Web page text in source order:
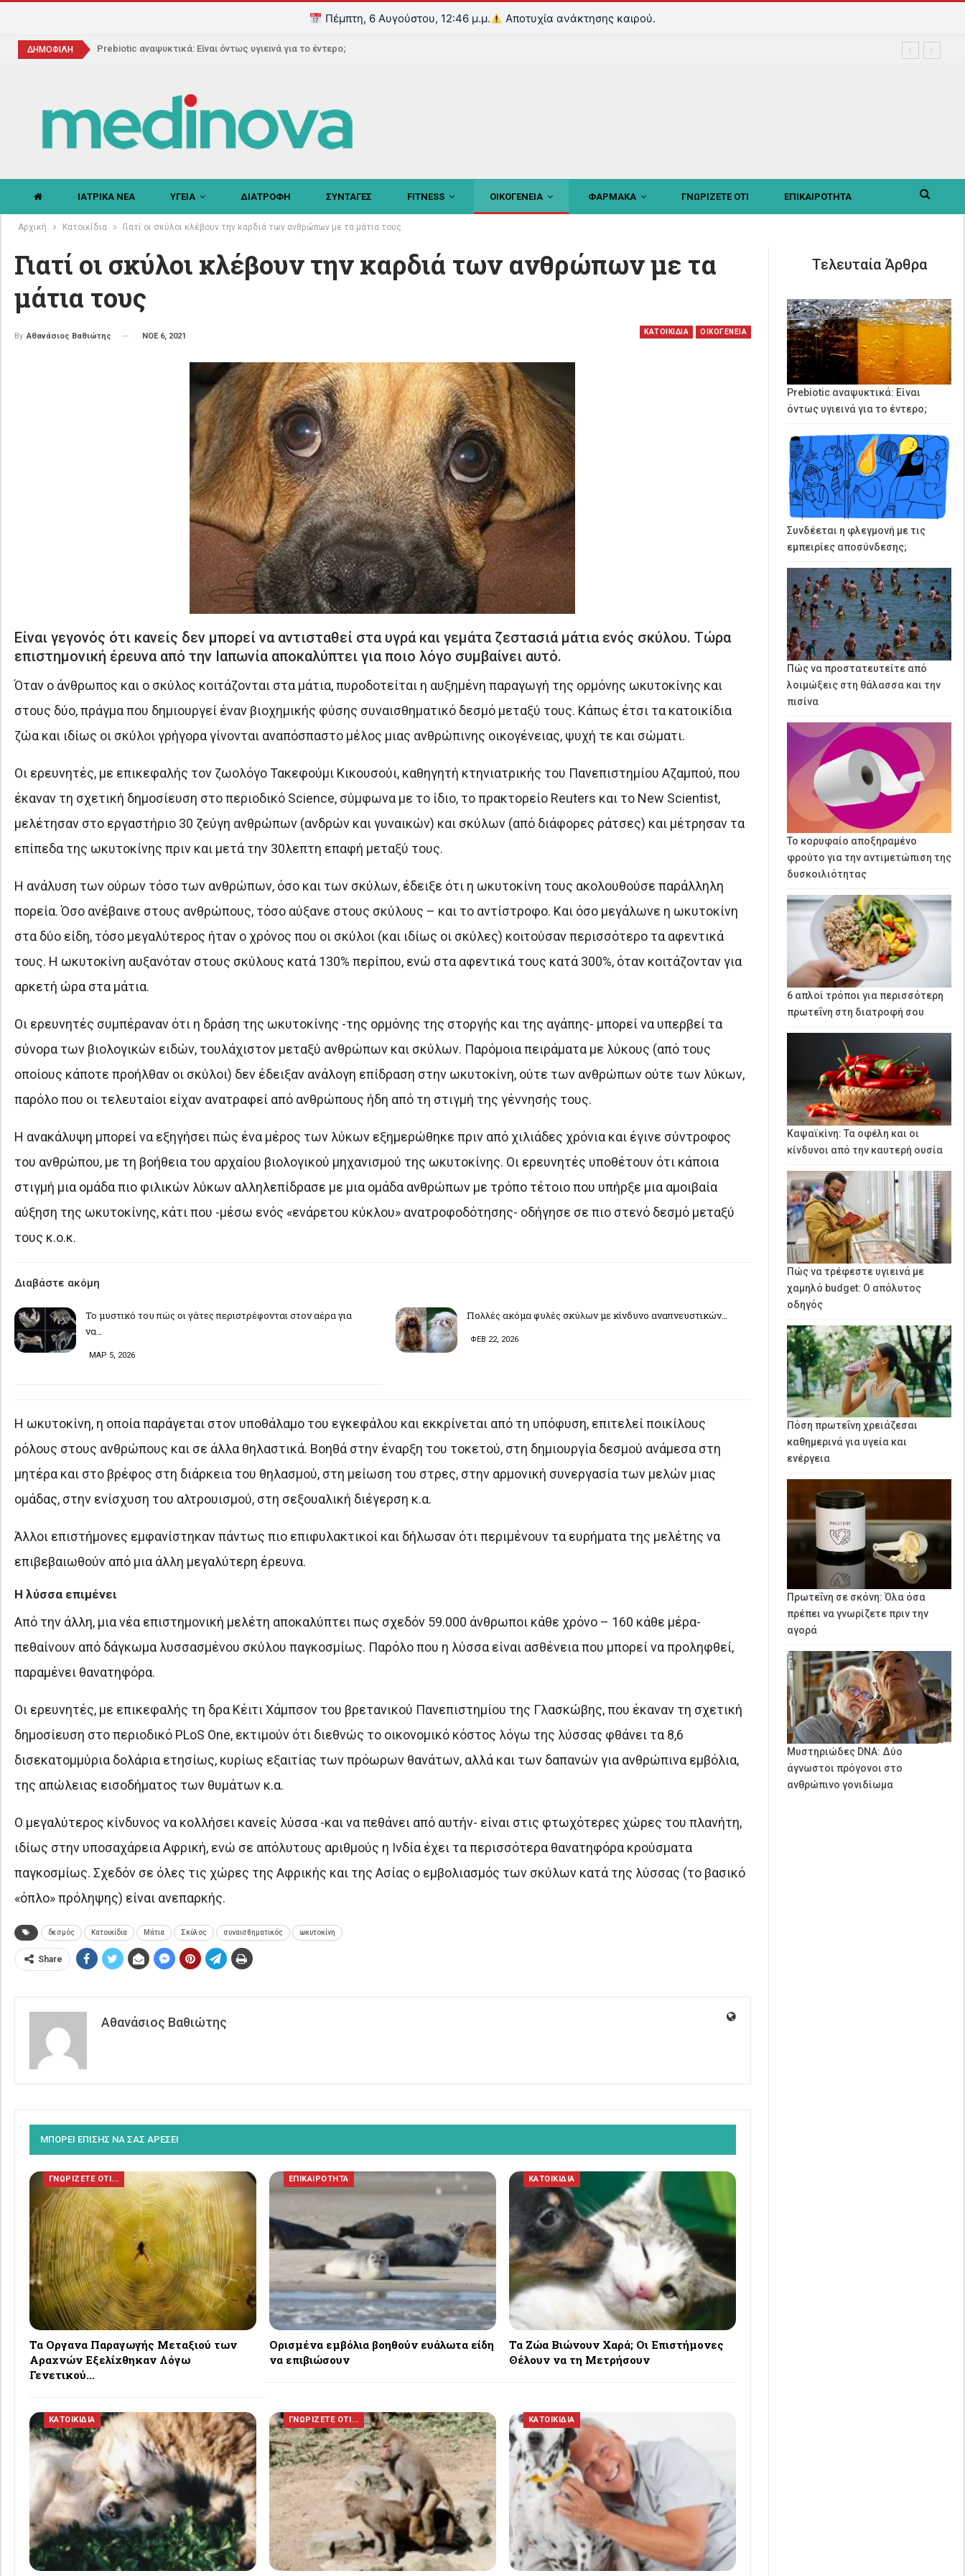
Πέμπτη, 6 Αυγούστου, 12:46 μ.μ. Αποτυχία ανάκτησης καιρού.
ΔΗΜΟΦΙΛΗ Prebiotic αναψυκτικά: Είναι όντως υγιεινά για το έντερο;
ΙΑΤΡΙΚΑ ΝΕΑ ΥΓΕΙΑ ΔΙΑΤΡΟΦΗ ΣΥΝΤΑΓΕΣ FITNESS ΟΙΚΟΓΕΝΕΙΑ ΦΑΡΜΑΚΑ ΓΝΩΡΙΖΕΤΕ ΟΤΙ ΕΠΙΚΑΙΡΟΤΗΤΑ
Αρχική Κατοικίδια Γιατί οι σκύλοι κλέβουν την καρδιά των ανθρώπων με τα μάτια τους
Γιατί οι σκύλοι κλέβουν την καρδιά των ανθρώπων με τα
μάτια τους
ΚΑΤΟΙΚΙΔΙΑ ΟΙΚΟΓΕΝΕΙΑ
By Αθανάσιος Βαθιώτης ΝΟΕ 6, 2021
Είναι γεγονός ότι κανείς δεν μπορεί να αντισταθεί στα υγρά και γεμάτα ζεστασιά μάτια ενός σκύλου. Τώρα
επιστημονική έρευνα από την Ιαπωνία αποκαλύπτει για ποιο λόγο συμβαίνει αυτό.
Όταν ο άνθρωπος και ο σκύλος κοιτάζονται στα μάτια, πυροδοτείται η αυξημένη παραγωγή της ορμόνης ωκυτοκίνης και
στους δύο, πράγμα που δημιουργεί έναν βιοχημικής φύσης συναισθηματικό δεσμό μεταξύ τους. Κάπως έτσι τα κατοικίδια
ζώα και ιδίως οι σκύλοι γρήγορα γίνονται αναπόσπαστο μέλος μιας ανθρώπινης οικογένειας, ψυχή τε και σώματι.
Οι ερευνητές, με επικεφαλής τον ζωολόγο Τακεφούμι Κικουσούι, καθηγητή κτηνιατρικής του Πανεπιστημίου Αζαμπού, που
έκαναν τη σχετική δημοσίευση στο περιοδικό Science, σύμφωνα με το ίδιο, το πρακτορείο Reuters και το New Scientist,
μελέτησαν στο εργαστήριο 30 ζεύγη ανθρώπων (ανδρών και γυναικών) και σκύλων (από διάφορες ράτσες) και μέτρησαν τα
επίπεδα της ωκυτοκίνης πριν και μετά την 30λεπτη επαφή μεταξύ τους.
Η ανάλυση των ούρων τόσο των ανθρώπων, όσο και των σκύλων, έδειξε ότι η ωκυτοκίνη τους ακολουθούσε παράλληλη
πορεία. Όσο ανέβαινε στους ανθρώπους, τόσο αύξανε στους σκύλους – και το αντίστροφο. Και όσο μεγάλωνε η ωκυτοκίνη
στα δύο είδη, τόσο μεγαλύτερος ήταν ο χρόνος που οι σκύλοι (και ιδίως οι σκύλες) κοιτούσαν περισσότερο τα αφεντικά
τους. Η ωκυτοκίνη αυξανόταν στους σκύλους κατά 130% περίπου, ενώ στα αφεντικά τους κατά 300%, όταν κοιτάζονταν για
αρκετή ώρα στα μάτια.
Οι ερευνητές συμπέραναν ότι η δράση της ωκυτοκίνης -της ορμόνης της στοργής και της αγάπης- μπορεί να υπερβεί τα
σύνορα των βιολογικών ειδών, τουλάχιστον μεταξύ ανθρώπων και σκύλων. Παρόμοια πειράματα με λύκους (από τους
οποίους κάποτε προήλθαν οι σκύλοι) δεν έδειξαν ανάλογη επίδραση στην ωκυτοκίνη, ούτε των ανθρώπων ούτε των λύκων,
παρόλο που οι τελευταίοι είχαν ανατραφεί από ανθρώπους ήδη από τη στιγμή της γέννησής τους.
Η ανακάλυψη μπορεί να εξηγήσει πώς ένα μέρος των λύκων εξημερώθηκε πριν από χιλιάδες χρόνια και έγινε σύντροφος
του ανθρώπου, με τη βοήθεια του αρχαίου βιολογικού μηχανισμού της ωκυτοκίνης. Οι ερευνητές υποθέτουν ότι κάποια
στιγμή μια ομάδα πιο φιλικών λύκων αλληλεπίδρασε με μια ομάδα ανθρώπων με τρόπο τέτοιο που υπήρξε μια αμοιβαία
αύξηση της ωκυτοκίνης, κάτι που -μέσω ενός «ενάρετου κύκλου» ανατροφοδότησης- οδήγησε σε πιο στενό δεσμό μεταξύ
τους κ.ο.κ.
Διαβάστε ακόμη
Το μυστικό του πώς οι γάτες περιστρέφονται στον αέρα για
να…
ΜΑΡ 5, 2026
Πολλές ακόμα φυλές σκύλων με κίνδυνο αναπνευστικών…
ΦΕΒ 22, 2026
Η ωκυτοκίνη, η οποία παράγεται στον υποθάλαμο του εγκεφάλου και εκκρίνεται από τη υπόφυση, επιτελεί ποικίλους
ρόλους στους ανθρώπους και σε άλλα θηλαστικά. Βοηθά στην έναρξη του τοκετού, στη δημιουργία δεσμού ανάμεσα στη
μητέρα και στο βρέφος στη διάρκεια του θηλασμού, στη μείωση του στρες, στην αρμονική συνεργασία των μελών μιας
ομάδας, στην ενίσχυση του αλτρουισμού, στη σεξουαλική διέγερση κ.α.
Άλλοι επιστήμονες εμφανίστηκαν πάντως πιο επιφυλακτικοί και δήλωσαν ότι περιμένουν τα ευρήματα της μελέτης να
επιβεβαιωθούν από μια άλλη μεγαλύτερη έρευνα.
Η λύσσα επιμένει
Από την άλλη, μια νέα επιστημονική μελέτη αποκαλύπτει πως σχεδόν 59.000 άνθρωποι κάθε χρόνο – 160 κάθε μέρα-
πεθαίνουν από δάγκωμα λυσσασμένου σκύλου παγκοσμίως. Παρόλο που η λύσσα είναι ασθένεια που μπορεί να προληφθεί,
παραμένει θανατηφόρα.
Οι ερευνητές, με επικεφαλής τη δρα Κέιτι Χάμπσον του βρετανικού Πανεπιστημίου της Γλασκώβης, που έκαναν τη σχετική
δημοσίευση στο περιοδικό PLoS One, εκτιμούν ότι διεθνώς το οικονομικό κόστος λόγω της λύσσας φθάνει τα 8,6
δισεκατομμύρια δολάρια ετησίως, κυρίως εξαιτίας των πρόωρων θανάτων, αλλά και των δαπανών για ανθρώπινα εμβόλια,
της απώλειας εισοδήματος των θυμάτων κ.α.
Ο μεγαλύτερος κίνδυνος να κολλήσει κανείς λύσσα -και να πεθάνει από αυτήν- είναι στις φτωχότερες χώρες του πλανήτη,
ιδίως στην υποσαχάρεια Αφρική, ενώ σε απόλυτους αριθμούς η Ινδία έχει τα περισσότερα θανατηφόρα κρούσματα
παγκοσμίως. Σχεδόν σε όλες τις χώρες της Αφρικής και της Ασίας ο εμβολιασμός των σκύλων κατά της λύσσας (το βασικό
«όπλο» πρόληψης) είναι ανεπαρκής.
δεσμός Κατοικίδια Μάτια Σκύλος συναισθηματικός ωκυτοκίνη
Share
Αθανάσιος Βαθιώτης
ΜΠΟΡΕΙ ΕΠΙΣΗΣ ΝΑ ΣΑΣ ΑΡΕΣΕΙ
ΓΝΩΡΙΖΕΤΕ ΟΤΙ...
Τα Οργανα Παραγωγής Μεταξιού των
Αραχνών Εξελίχθηκαν Λόγω
Γενετικού…
ΕΠΙΚΑΙΡΟΤΗΤΑ
Ορισμένα εμβόλια βοηθούν ευάλωτα είδη
να επιβιώσουν
ΚΑΤΟΙΚΙΔΙΑ
Τα Ζώα Βιώνουν Χαρά; Οι Επιστήμονες
Θέλουν να τη Μετρήσουν
ΚΑΤΟΙΚΙΔΙΑ ΓΝΩΡΙΖΕΤΕ ΟΤΙ... ΚΑΤΟΙΚΙΔΙΑ
Τελευταία Άρθρα
Prebiotic αναψυκτικά: Είναι
όντως υγιεινά για το έντερο;
Συνδέεται η φλεγμονή με τις
εμπειρίες αποσύνδεσης;
Πώς να προστατευτείτε από
λοιμώξεις στη θάλασσα και την
πισίνα
Το κορυφαίο αποξηραμένο
φρούτο για την αντιμετώπιση της
δυσκοιλιότητας
6 απλοί τρόποι για περισσότερη
πρωτεΐνη στη διατροφή σου
Καψαϊκίνη: Τα οφέλη και οι
κίνδυνοι από την καυτερή ουσία
Πώς να τρέφεστε υγιεινά με
χαμηλό budget: Ο απόλυτος
οδηγός
Πόση πρωτεΐνη χρειάζεσαι
καθημερινά για υγεία και
ενέργεια
Πρωτεΐνη σε σκόνη: Όλα όσα
πρέπει να γνωρίζετε πριν την
αγορά
Μυστηριώδες DNA: Δύο
άγνωστοι πρόγονοι στο
ανθρώπινο γονιδίωμα